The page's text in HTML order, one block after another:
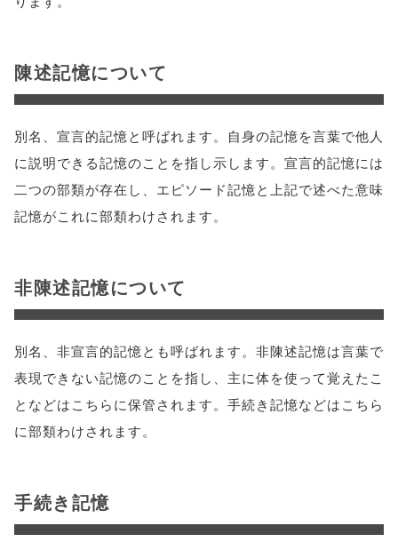
陳述記憶について
別名、宣言的記憶と呼ばれます。自身の記憶を言葉で他人
に説明できる記憶のことを指し示します。宣言的記憶には
二つの部類が存在し、エピソード記憶と上記で述べた意味
記憶がこれに部類わけされます。
非陳述記憶について
別名、非宣言的記憶とも呼ばれます。非陳述記憶は言葉で
表現できない記憶のことを指し、主に体を使って覚えたこ
となどはこちらに保管されます。手続き記憶などはこちら
に部類わけされます。
手続き記憶